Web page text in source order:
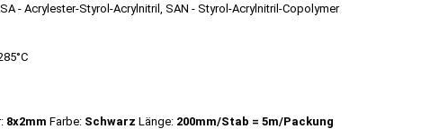
- Acrylester-Styrol-Acrylnitril, SAN - Styrol-Acrylnitril-Copolymer
8x2mm Farbe: Schwarz Länge: 200mm/Stab = 5m/Packung